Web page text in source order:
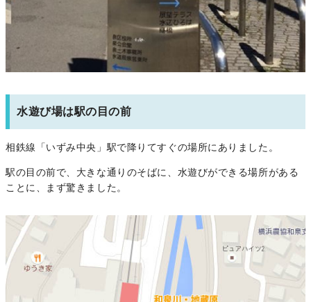
水遊び場は駅の目の前
相鉄線「いずみ中央」駅で降りてすぐの場所にありました。
駅の目の前で、大きな通りのそばに、水遊びができる場所がある
ことに、まず驚きました。